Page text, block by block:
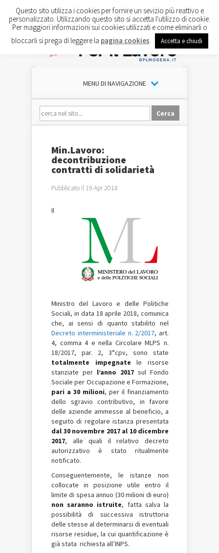
MENU DI NAVIGAZIONE
Min.Lavoro:
decontribuzione
contratti di solidarietà
Pubblicato il 19 Apr 2018
Il
Ministro del Lavoro e delle Politiche
Sociali, in data 18 aprile 2018, comunica
che, ai sensi di quanto stabilito nel
Decreto interministeriale n. 2/2017, art.
4, comma 4 e nella Circolare MLPS n.
18/2017, par. 2, 3°cpv, sono state
totalmente impegnatele risorse
stanziate per l’anno 2017 sul Fondo
Sociale per Occupazione e Formazione,
pari a 30 milioni, per il finanziamento
dello sgravio contributivo, in favore
delle aziende ammesse al beneficio, a
seguito di regolare istanza presentata
dal 30 novembre 2017 al 10 dicembre
2017, alle quali il relativo decreto
autorizzativo è stato ritualmente
notificato.
Conseguentemente, le istanze non
collocate in posizione utile entro il
limite di spesa annuo (30 milioni di euro)
non saranno istruite, fatta salva la
possibilità di successiva istruttoria
delle stesse al determinarsi di eventuali
risorse residue, la cui quantificazione è
già stata richiesta all’INPS.
Questo sito utilizza i cookies per fornire un sevizio più reattivo e
personalizzato. Utilizzando questo sito si accetta l'utilizzo di cookie.
Per maggiori informazioni sui cookies utilizzati e come eliminarli o
bloccarli si prega di leggere la pagina cookies Accetta e chiudi